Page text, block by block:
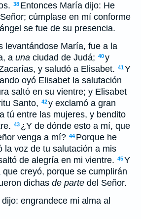
38 Entonces María dijo: He
cúmplase en mí conforme
se fue de su presencia.
levantándose María, fue a la
a una ciudad de Judá; 40y
y saludó a Elisabet. 41Y
oyó Elisabet la salutación
saltó en su vientre; y Elisabet
Santo, 42y exclamó a gran
tú entre las mujeres, y bendito
43 ¿Y de dónde esto a mí, que
venga a mí? 44 Porque he
la voz de tu salutación a mis
de alegría en mi vientre. 45Y
que creyó, porque se cumplirán
dichas de parte del Señor.
engrandece mi alma al